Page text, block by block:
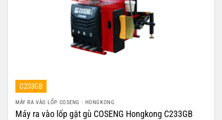
C233GB
MÁY RA VÀO LỐP COSENG - HONGKONG
Máy ra vào lốp gật gù COSENG Hongkong C233GB